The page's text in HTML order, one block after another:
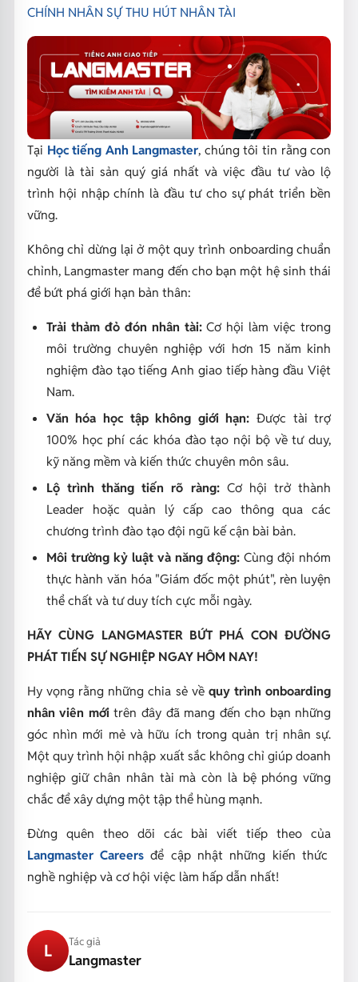
CHÍNH NHÂN SỰ THU HÚT NHÂN TÀI
Tại Học tiếng Anh Langmaster, chúng tôi tin rằng con
người là tài sản quý giá nhất và việc đầu tư vào lộ
trình hội nhập chính là đầu tư cho sự phát triển bền
vững.
Không chỉ dừng lại ở một quy trình onboarding chuẩn
chỉnh, Langmaster mang đến cho bạn một hệ sinh thái
để bứt phá giới hạn bản thân:
Trải thảm đỏ đón nhân tài:Cơ hội làm việc trong
môi trường chuyên nghiệp với hơn 15 năm kinh
nghiệm đào tạo tiếng Anh giao tiếp hàng đầu Việt
Nam.
Văn hóa học tập không giới hạn: Được tài trợ
100% học phí các khóa đào tạo nội bộ về tư duy,
kỹ năng mềm và kiến thức chuyên môn sâu.
Lộ trình thăng tiến rõ ràng:Cơ hội trở thành
Leader hoặc quản lý cấp cao thông qua các
chương trình đào tạo đội ngũ kế cận bài bản.
Môi trường kỷ luật và năng động: Cùng đội nhóm
thực hành văn hóa "Giám đốc một phút", rèn luyện
thể chất và tư duy tích cực mỗi ngày.
HÃY CÙNG LANGMASTER BỨT PHÁ CON ĐƯỜNG
PHÁT TIẾN SỰ NGHIỆP NGAY HÔM NAY!
Hy vọng rằng những chia sẻ về quy trình onboarding
nhân viên mớitrên đây đã mang đến cho bạn những
góc nhìn mới mẻ và hữu ích trong quản trị nhân sự.
Một quy trình hội nhập xuất sắc không chỉ giúp doanh
nghiệp giữ chân nhân tài mà còn là bệ phóng vững
chắc để xây dựng một tập thể hùng mạnh.
Đừng quên theo dõi các bài viết tiếp theo của
Langmaster Careersđể cập nhật những kiến thức
nghề nghiệp và cơ hội việc làm hấp dẫn nhất!
L Tác giả
Langmaster